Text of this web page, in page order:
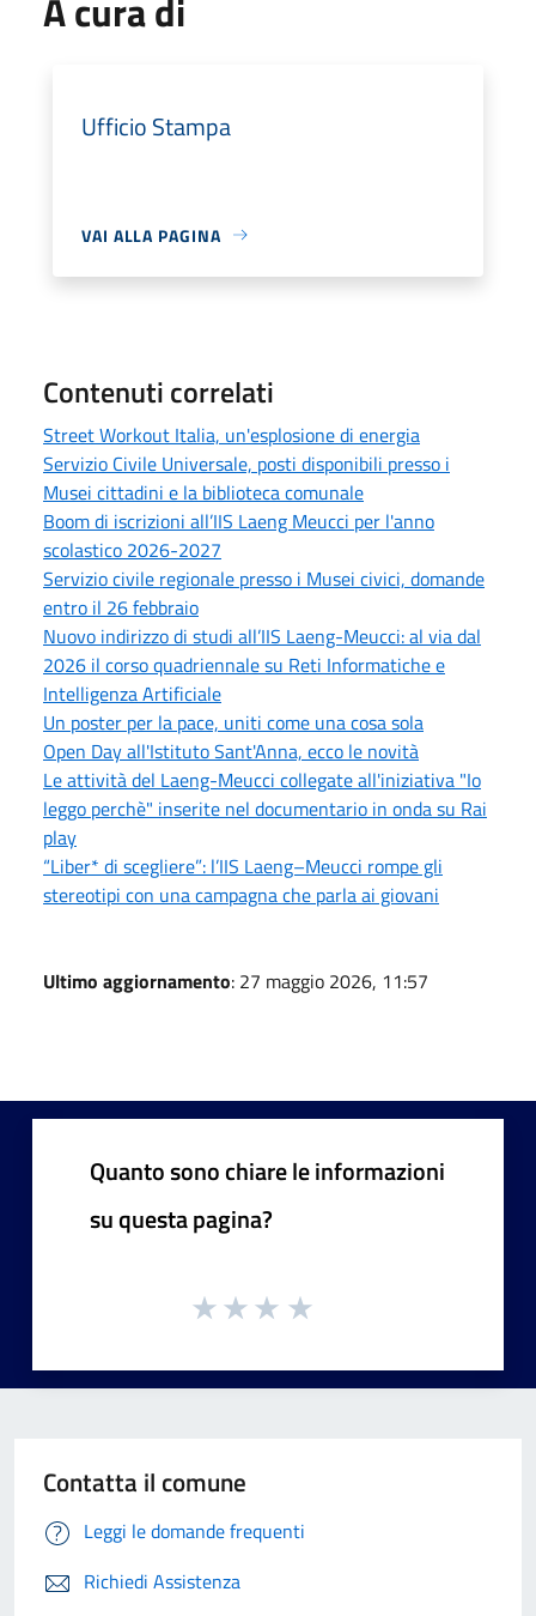
A cura di
Ufficio Stampa
VAI ALLA PAGINA
Contenuti correlati
Street Workout Italia, un'esplosione di energia
Servizio Civile Universale, posti disponibili presso i
Musei cittadini e la biblioteca comunale
Boom di iscrizioni all’IIS Laeng Meucci per l'anno
scolastico 2026-2027
Servizio civile regionale presso i Musei civici, domande
entro il 26 febbraio
Nuovo indirizzo di studi all’IIS Laeng-Meucci: al via dal
2026 il corso quadriennale su Reti Informatiche e
Intelligenza Artificiale
Un poster per la pace, uniti come una cosa sola
Open Day all'Istituto Sant'Anna, ecco le novità
Le attività del Laeng-Meucci collegate all'iniziativa "Io
leggo perchè" inserite nel documentario in onda su Rai
play
“Liber* di scegliere”: l’IIS Laeng–Meucci rompe gli
stereotipi con una campagna che parla ai giovani
Ultimo aggiornamento: 27 maggio 2026, 11:57
Quanto sono chiare le informazioni
su questa pagina?
Contatta il comune
Leggi le domande frequenti
Richiedi Assistenza